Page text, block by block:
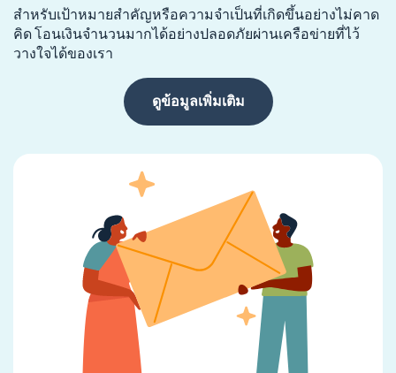
สำหรับเป้าหมายสำคัญหรือความจำเป็นที่เกิดขึ้นอย่างไม่คาด
คิด โอนเงินจำนวนมากได้อย่างปลอดภัยผ่านเครือข่ายที่ไว้
วางใจได้ของเรา
ดูข้อมูลเพิ่มเติม